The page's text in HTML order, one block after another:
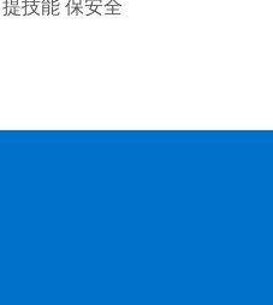
技能 保安全